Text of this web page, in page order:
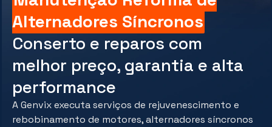
Alternadores Síncronos
Conserto e reparos com
melhor preço, garantia e alta
performance
A Genvix executa serviços de rejuvenescimento e
rebobinamento de motores, alternadores síncronos